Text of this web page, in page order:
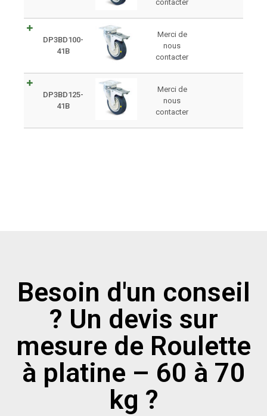
contacter
DP3BD100-
41B
Merci de
nous
contacter
DP3BD125-
41B
Merci de
nous
contacter
Besoin d'un conseil
? Un devis sur
mesure de Roulette
à platine – 60 à 70
kg ?